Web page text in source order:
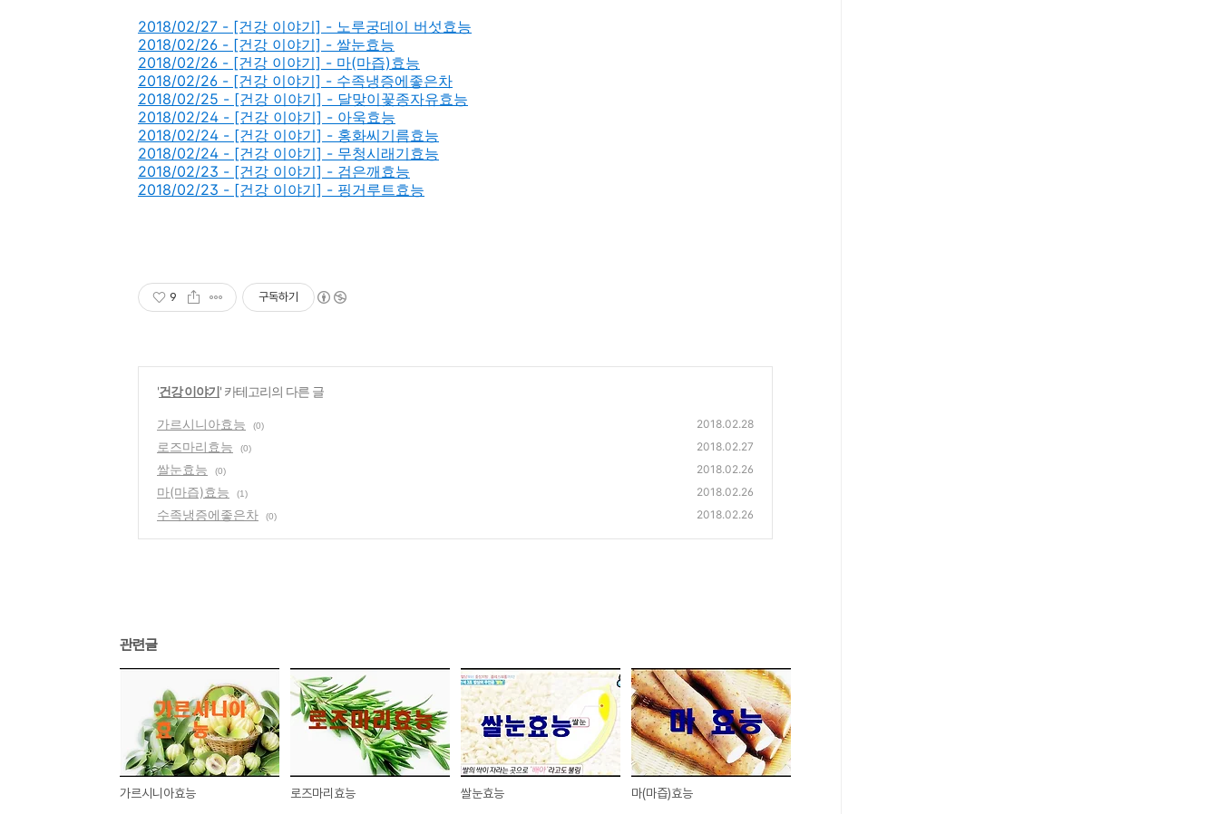
2018/02/27 - [건강 이야기] - 노루궁데이 버섯효능
2018/02/26 - [건강 이야기] - 쌀눈효능
2018/02/26 - [건강 이야기] - 마(마즙)효능
2018/02/26 - [건강 이야기] - 수족냉증에좋은차
2018/02/25 - [건강 이야기] - 달맞이꽃종자유효능
2018/02/24 - [건강 이야기] - 아욱효능
2018/02/24 - [건강 이야기] - 홍화씨기름효능
2018/02/24 - [건강 이야기] - 무청시래기효능
2018/02/23 - [건강 이야기] - 검은깨효능
2018/02/23 - [건강 이야기] - 핑거루트효능
9 구독하기
'건강 이야기' 카테고리의 다른 글
가르시니아효능 (0) 2018.02.28
로즈마리효능 (0) 2018.02.27
쌀눈효능 (0) 2018.02.26
마(마즙)효능 (1) 2018.02.26
수족냉증에좋은차 (0) 2018.02.26
관련글
가르시니아효능 로즈마리효능 쌀눈효능 마(마즙)효능